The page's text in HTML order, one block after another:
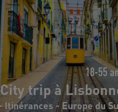
18-55
City trip à
Itinérances - Europe du